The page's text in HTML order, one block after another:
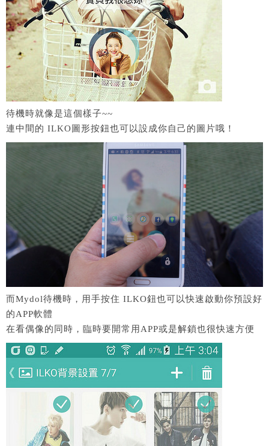
待機時就像是這個樣子~~
連中間的 ILKO圖形按鈕也可以設成你自己的圖片哦！
而Mydol待機時，用手按住 ILKO鈕也可以快速啟動你預設好
的APP軟體
在看偶像的同時，臨時要開常用APP或是解鎖也很快速方便